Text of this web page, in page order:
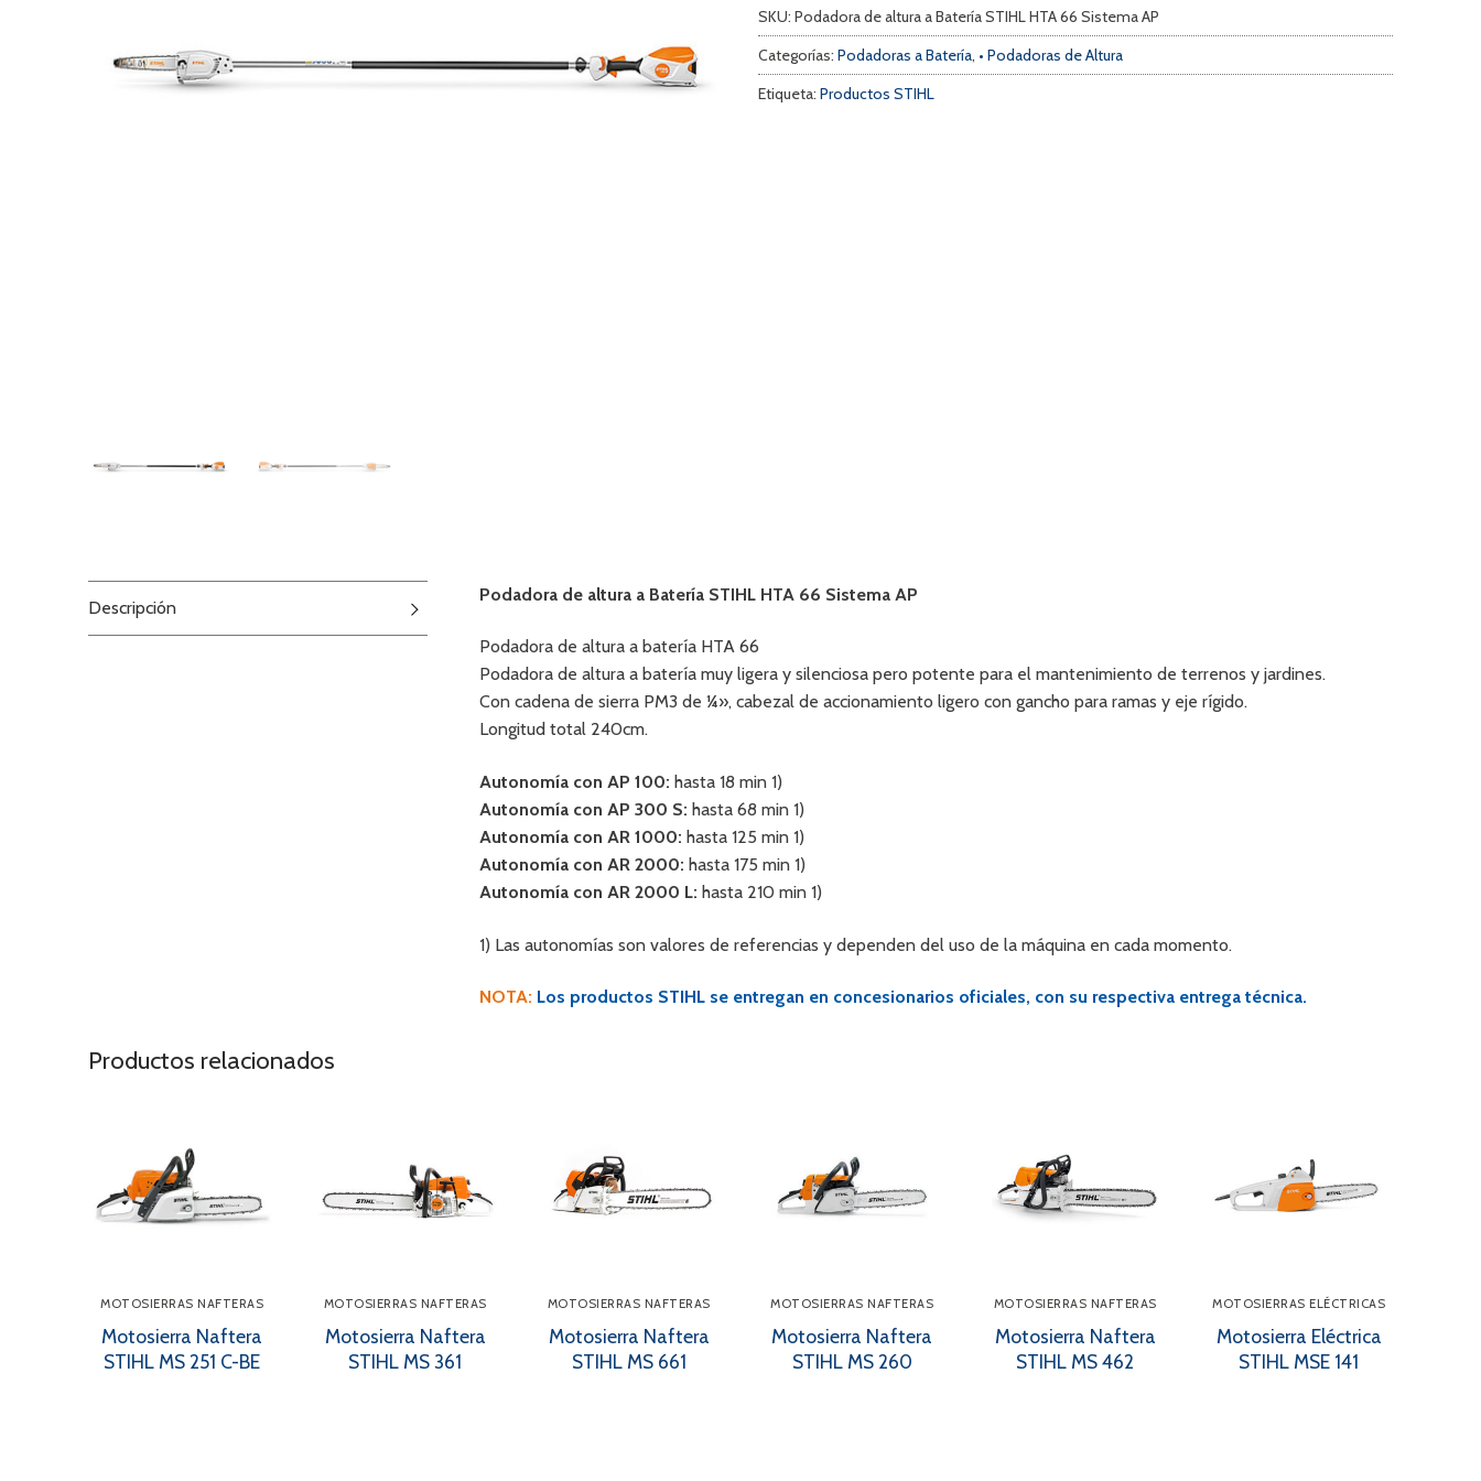
SKU: Podadora de altura a Batería STIHL HTA 66 Sistema AP
Categorías: Podadoras a Batería, • Podadoras de Altura
Etiqueta: Productos STIHL
Descripción
Podadora de altura a Batería STIHL HTA 66 Sistema AP
Podadora de altura a batería HTA 66
Podadora de altura a batería muy ligera y silenciosa pero potente para el mantenimiento de terrenos y jardines.
Con cadena de sierra PM3 de ¼», cabezal de accionamiento ligero con gancho para ramas y eje rígido.
Longitud total 240cm.
Autonomía con AP 100: hasta 18 min 1)
Autonomía con AP 300 S: hasta 68 min 1)
Autonomía con AR 1000: hasta 125 min 1)
Autonomía con AR 2000: hasta 175 min 1)
Autonomía con AR 2000 L: hasta 210 min 1)
1) Las autonomías son valores de referencias y dependen del uso de la máquina en cada momento.
NOTA: Los productos STIHL se entregan en concesionarios oficiales, con su respectiva entrega técnica.
Productos relacionados
MOTOSIERRAS NAFTERAS
Motosierra Naftera
STIHL MS 251 C-BE
MOTOSIERRAS NAFTERAS
Motosierra Naftera
STIHL MS 361
MOTOSIERRAS NAFTERAS
Motosierra Naftera
STIHL MS 661
MOTOSIERRAS NAFTERAS
Motosierra Naftera
STIHL MS 260
MOTOSIERRAS NAFTERAS
Motosierra Naftera
STIHL MS 462
MOTOSIERRAS ELÉCTRICAS
Motosierra Eléctrica
STIHL MSE 141